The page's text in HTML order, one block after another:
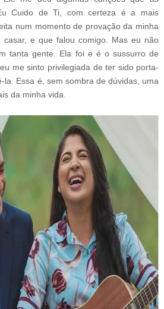
Cuido de Ti, com certeza é a mais
num momento de provação da minha
e que falou comigo. Mas eu não
tanta gente. Ela foi e é o sussurro de
me sinto privilegiada de ter sido porta-
la. Essa é, sem sombra de dúvidas, uma
da minha vida.